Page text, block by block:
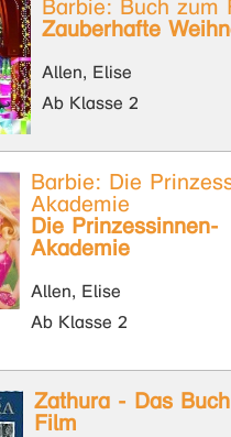
Barbie: Buch zum
Zauberhafte
Allen, Elise
Ab Klasse 2
Barbie: Die
Akademie
Die Prinzessinnen-
Akademie
Allen, Elise
Ab Klasse 2
Zathura - Das
Film